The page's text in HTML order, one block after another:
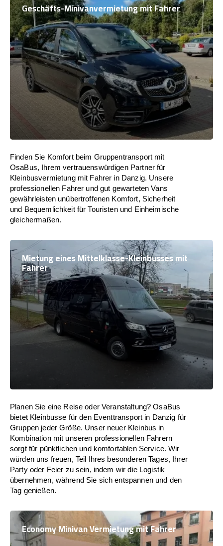
Geschäfts-Minivanvermietung mit Fahrer
Finden Sie Komfort beim Gruppentransport mit
OsaBus, Ihrem vertrauenswürdigen Partner für
Kleinbusvermietung mit Fahrer in Danzig. Unsere
professionellen Fahrer und gut gewarteten Vans
gewährleisten unübertroffenen Komfort, Sicherheit
und Bequemlichkeit für Touristen und Einheimische
gleichermaßen.
Mietung eines Mittelklasse-Kleinbusses mit
Fahrer
Planen Sie eine Reise oder Veranstaltung? OsaBus
bietet Kleinbusse für den Eventtransport in Danzig für
Gruppen jeder Größe. Unser neuer Kleinbus in
Kombination mit unseren professionellen Fahrern
sorgt für pünktlichen und komfortablen Service. Wir
würden uns freuen, Teil Ihres besonderen Tages, Ihrer
Party oder Feier zu sein, indem wir die Logistik
übernehmen, während Sie sich entspannen und den
Tag genießen.
Economy Minivan Vermietung mit Fahrer